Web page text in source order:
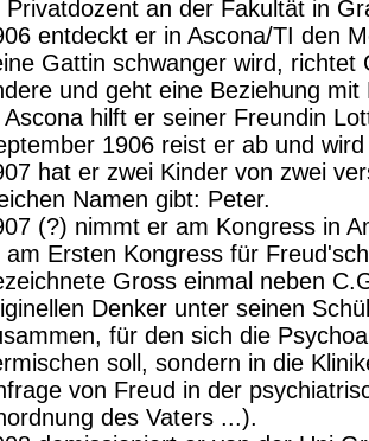
Privatdozent an der Fakultät in
entdeckt er in Ascona/TI den
Gattin schwanger wird, richtet
und geht eine Beziehung
Ascona hilft er seiner Freundin
1906 reist er ab und
hat er zwei Kinder von zwei
Namen gibt: Peter.
(?) nimmt er am Kongress in
am Ersten Kongress für
Gross einmal neben
Denker unter seinen
für den sich die
soll, sondern in die
von Freud in der
des Vaters ...).